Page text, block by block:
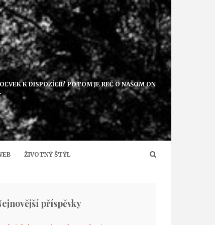
K DISPOZÍCII? POTOM JE REČ O NAŠOM ON
ŽIVOTNÝ ŠTÝL
příspěvky